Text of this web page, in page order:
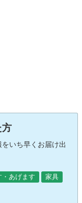
方
いち早くお届け出
・あげます
家具